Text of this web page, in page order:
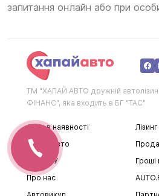
запитання онлайн або при
ТМ "ХАПАЙ АВТО дружній
ФІНАНС", яка входить в БГ "ТАС"
Авто в наявності
Підбір авто
Авто Б У
Про нас
Лізинг
Гроші